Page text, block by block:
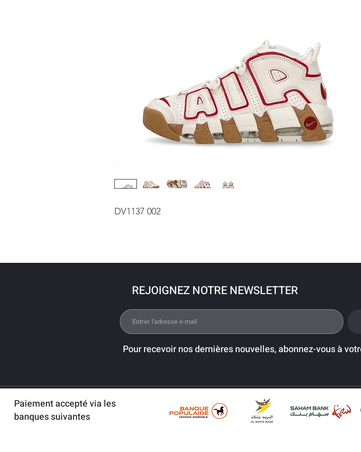
DV1137 002
REJOIGNEZ NOTRE NEWSLETTER
Pour recevoir nos dernières nouvelles, abonnez-vous à
Paiement accepté via les
banques suivantes